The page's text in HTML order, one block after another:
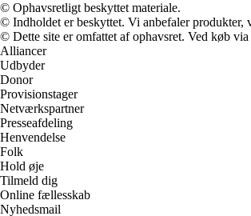
© Ophavsretligt beskyttet materiale.
© Indholdet er beskyttet. Vi anbefaler produkter,
© Dette site er omfattet af ophavsret. Ved køb
Alliancer
Udbyder
Donor
Provisionstager
Netværkspartner
Presseafdeling
Henvendelse
Folk
Hold øje
Tilmeld dig
Online fællesskab
Nyhedsmail